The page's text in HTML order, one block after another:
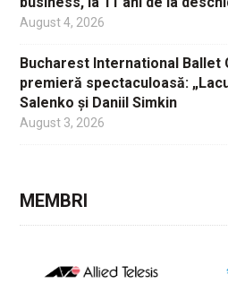
August 4, 2026
Bucharest International Ballet
premieră spectaculoasă:
Salenko și Daniil Simkin
August 3, 2026
MEMBRI